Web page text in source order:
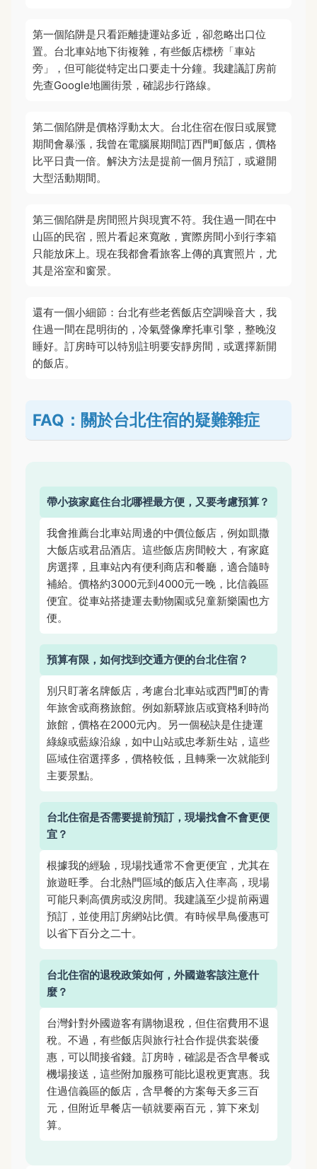
第一個陷阱是只看距離捷運站多近，卻忽略出口位
置。台北車站地下街複雜，有些飯店標榜「車站
旁」，但可能從特定出口要走十分鐘。我建議訂房前
先查Google地圖街景，確認步行路線。
第二個陷阱是價格浮動太大。台北住宿在假日或展覽
期間會暴漲，我曾在電腦展期間訂西門町飯店，價格
比平日貴一倍。解決方法是提前一個月預訂，或避開
大型活動期間。
第三個陷阱是房間照片與現實不符。我住過一間在中
山區的民宿，照片看起來寬敞，實際房間小到行李箱
只能放床上。現在我都會看旅客上傳的真實照片，尤
其是浴室和窗景。
還有一個小細節：台北有些老舊飯店空調噪音大，我
住過一間在昆明街的，冷氣聲像摩托車引擎，整晚沒
睡好。訂房時可以特別註明要安靜房間，或選擇新開
的飯店。
FAQ：關於台北住宿的疑難雜症
帶小孩家庭住台北哪裡最方便，又要考慮預算？
我會推薦台北車站周邊的中價位飯店，例如凱撒
大飯店或君品酒店。這些飯店房間較大，有家庭
房選擇，且車站內有便利商店和餐廳，適合隨時
補給。價格約3000元到4000元一晚，比信義區
便宜。從車站搭捷運去動物園或兒童新樂園也方
便。
預算有限，如何找到交通方便的台北住宿？
別只盯著名牌飯店，考慮台北車站或西門町的青
年旅舍或商務旅館。例如新驛旅店或寶格利時尚
旅館，價格在2000元內。另一個秘訣是住捷運
綠線或藍線沿線，如中山站或忠孝新生站，這些
區域住宿選擇多，價格較低，且轉乘一次就能到
主要景點。
台北住宿是否需要提前預訂，現場找會不會更便
宜？
根據我的經驗，現場找通常不會更便宜，尤其在
旅遊旺季。台北熱門區域的飯店入住率高，現場
可能只剩高價房或沒房間。我建議至少提前兩週
預訂，並使用訂房網站比價。有時候早鳥優惠可
以省下百分之二十。
台北住宿的退稅政策如何，外國遊客該注意什
麼？
台灣針對外國遊客有購物退稅，但住宿費用不退
稅。不過，有些飯店與旅行社合作提供套裝優
惠，可以間接省錢。訂房時，確認是否含早餐或
機場接送，這些附加服務可能比退稅更實惠。我
住過信義區的飯店，含早餐的方案每天多三百
元，但附近早餐店一頓就要兩百元，算下來划
算。